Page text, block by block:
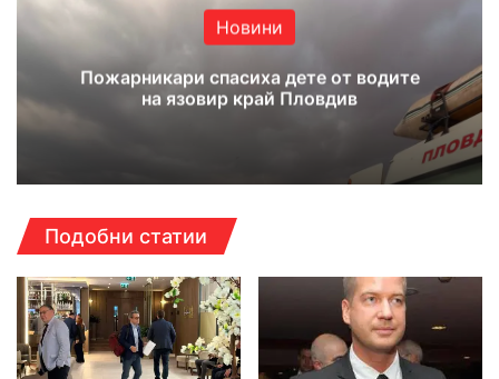
Новини
Пожарникари спасиха дете от водите
на язовир край Пловдив
Подобни статии